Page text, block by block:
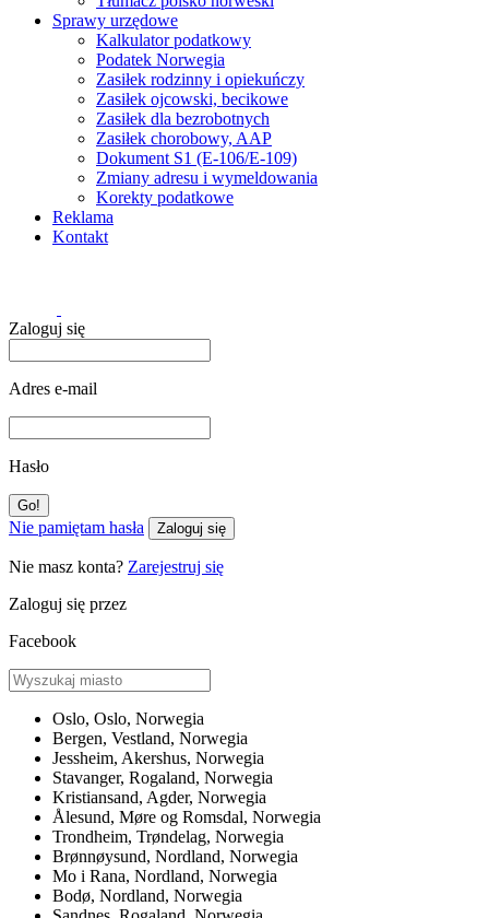
Sprawy urzędowe
Kalkulator podatkowy
Podatek Norwegia
Zasiłek rodzinny i opiekuńczy
Zasiłek ojcowski, becikowe
Zasiłek dla bezrobotnych
Zasiłek chorobowy, AAP
Dokument S1 (E-106/E-109)
Zmiany adresu i wymeldowania
Korekty podatkowe
Reklama
Kontakt
Zaloguj się
Adres e-mail
Hasło
Nie pamiętam hasła Zaloguj się
Nie masz konta? Zarejestruj się
Zaloguj się przez
Facebook
Oslo, Oslo, Norwegia
Bergen, Vestland, Norwegia
Jessheim, Akershus, Norwegia
Stavanger, Rogaland, Norwegia
Kristiansand, Agder, Norwegia
Ålesund, Møre og Romsdal, Norwegia
Trondheim, Trøndelag, Norwegia
Brønnøysund, Nordland, Norwegia
Mo i Rana, Nordland, Norwegia
Bodø, Nordland, Norwegia